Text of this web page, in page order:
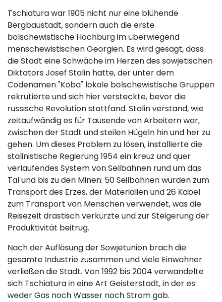
Tschiatura war 1905 nicht nur eine blühende
Bergbaustadt, sondern auch die erste
bolschewistische Hochburg im überwiegend
menschewistischen Georgien. Es wird gesagt, dass
die Stadt eine Schwäche im Herzen des sowjetischen
Diktators Josef Stalin hatte, der unter dem
Codenamen "Koba" lokale bolschewistische Gruppen
rekrutierte und sich hier versteckte, bevor die
russische Revolution stattfand. Stalin verstand, wie
zeitaufwändig es für Tausende von Arbeitern war,
zwischen der Stadt und steilen Hügeln hin und her zu
gehen. Um dieses Problem zu lösen, installierte die
stalinistische Regierung 1954 ein kreuz und quer
verlaufendes System von Seilbahnen rund um das
Tal und bis zu den Minen: 50 Seilbahnen wurden zum
Transport des Erzes, der Materialien und 26 Kabel
zum Transport von Menschen verwendet, was die
Reisezeit drastisch verkürzte und zur Steigerung der
Produktivität beitrug.
Nach der Auflösung der Sowjetunion brach die
gesamte Industrie zusammen und viele Einwohner
verließen die Stadt. Von 1992 bis 2004 verwandelte
sich Tschiatura in eine Art Geisterstadt, in der es
weder Gas noch Wasser noch Strom gab.